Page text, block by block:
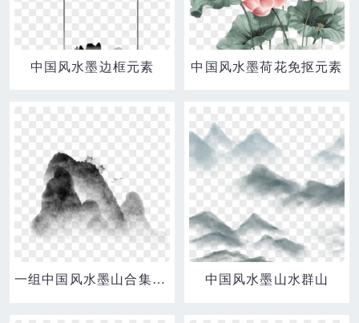
中国风水墨边框元素 中国风水墨荷花免抠元素
一组中国风水墨山合集四元素 中国风水墨山水群山